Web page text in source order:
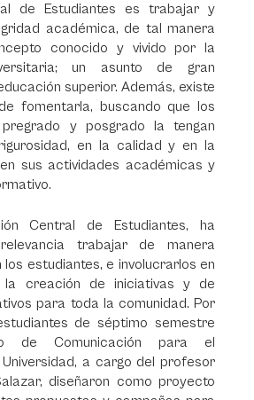
de Estudiantes es trabajar y
académica, de tal manera
conocido y vivido por la
un asunto de gran
superior. Además, existe
fomentarla, buscando que los
y posgrado la tengan
en la calidad y en la
sus actividades académicas y
Central de Estudiantes, ha
trabajar de manera
estudiantes, e involucrarlos en
creación de iniciativas y de
para toda la comunidad. Por
de séptimo semestre
de Comunicación para el
a cargo del profesor
diseñaron como proyecto